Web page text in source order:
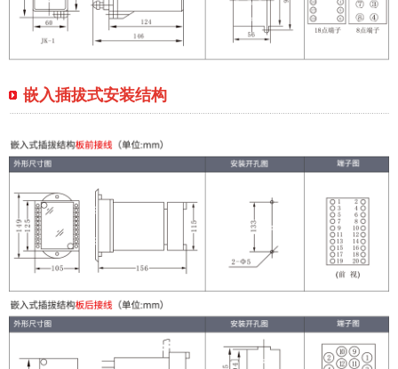
嵌入插拔式安装结构